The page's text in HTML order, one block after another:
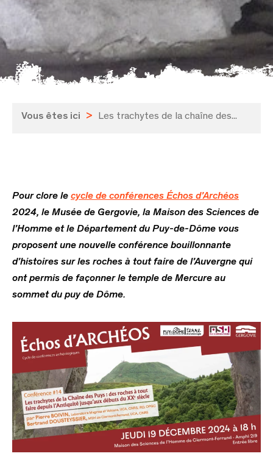
Vous êtes ici > Les trachytes de la chaîne des...
Pour clore le cycle de conférences Échos d’Archéos
2024, le Musée de Gergovie, la Maison des Sciences de
l’Homme et le Département du Puy-de-Dôme vous
proposent une nouvelle conférence bouillonnante
d’histoires sur les roches à tout faire de l’Auvergne qui
ont permis de façonner le temple de Mercure au
sommet du puy de Dôme.